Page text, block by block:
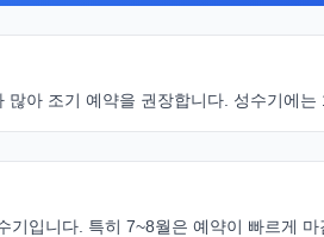
아 조기 예약을 권장합니다. 성수기에는
기입니다. 특히 7~8월은 예약이 빠르게 마